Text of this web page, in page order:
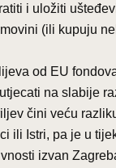
i uložiti
(ili kupuju
od EU
na slabije
čini veću
ili Istri, pa je u
izvan